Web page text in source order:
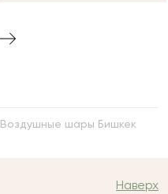
Воздушные шары Бишкек
Наверх